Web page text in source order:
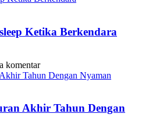
Ketika Berkendara
komentar
Akhir Tahun Dengan